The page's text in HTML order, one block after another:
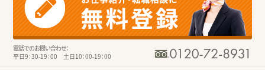
電話でのお問い合わせ：
平日9：30-19：00 土日10：00-19：00